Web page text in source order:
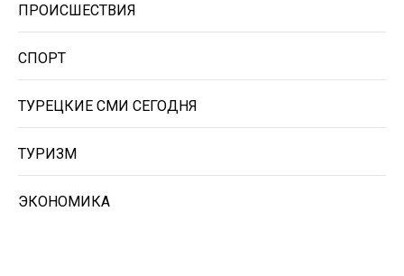
ПРОИСШЕСТВИЯ
СПОРТ
ТУРЕЦКИЕ СМИ СЕГОДНЯ
ТУРИЗМ
ЭКОНОМИКА